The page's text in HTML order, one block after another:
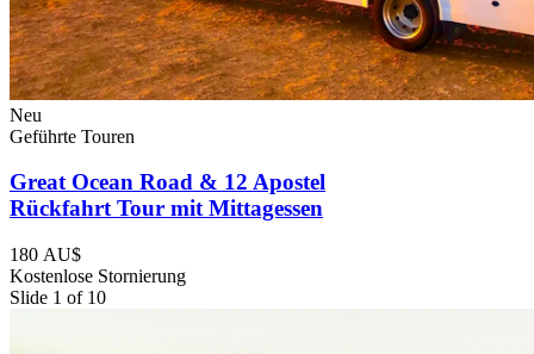
Neu
Geführte Touren
Great Ocean Road & 12 Apostel
Rückfahrt Tour mit Mittagessen
180 AU$
Kostenlose Stornierung
Slide 1 of 10